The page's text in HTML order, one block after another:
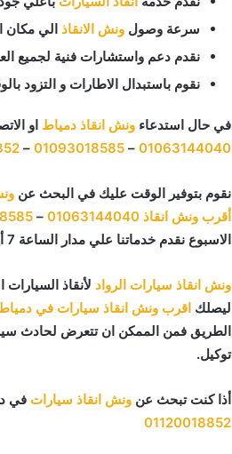
سرعة وصول ونش الانقاذ الي مكان
نقدم دعم واستشارات فنية لجميع
نقوم باستبدال الاطارات و التزود
في حال استدعاء ونش انقاذ دمياط او
01063144040
–
01093018585
–
نقوم بتوفير الوقت عليك في البحث عن
أقرب ونش انقاذ 01063144040
–
الاسبوع نقدم خدماتنا علي مدار الساعة 7 أيام بالاسبوع 365 يوما 24 يوميا.
ونش انقاذ سيارات الرواد لأنقاذ
ليصلك اقرب ونش انقاذ سيارات في
الطريق فمن الممكن ان تتعرض لحادث
توكيل.
أذا كنت تبحث عن ونش انقاذ سيارات في
01120018852